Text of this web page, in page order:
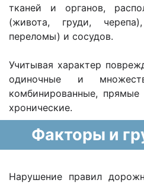
тканей и органов,
(живота, груди,
переломы) и сосудов.
Учитывая характер
одиночные и
комбинированные,
хронические.
Факторы и
Нарушение правил